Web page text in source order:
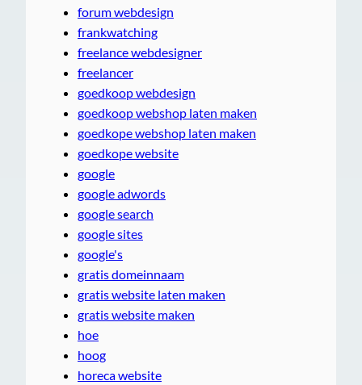
forum webdesign
frankwatching
freelance webdesigner
freelancer
goedkoop webdesign
goedkoop webshop laten maken
goedkope webshop laten maken
goedkope website
google
google adwords
google search
google sites
google's
gratis domeinnaam
gratis website laten maken
gratis website maken
hoe
hoog
horeca website